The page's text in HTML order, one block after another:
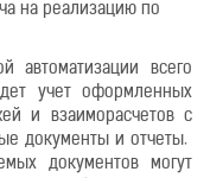
на реализацию по
автоматизации всего
учет оформленных
и взаиморасчетов с
документы и отчеты.
документов могут